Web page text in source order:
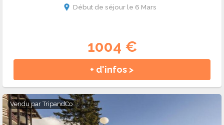
Début de séjour le 6 Mars
1004 €
+ d'infos >
Vendu parTripandCo